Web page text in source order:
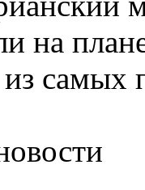
на
самых